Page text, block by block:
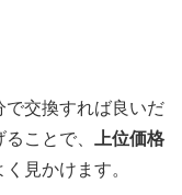
で交換すれば良いだ
ことで、
上位価格
見かけます。